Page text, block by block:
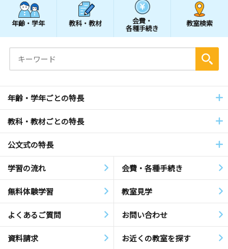
年齢・学年 教科・教材 会費・
各種手続き
教室検索
年齢・学年ごとの特長
教科・教材ごとの特長
公文式の特長
学習の流れ 会費・各種手続き
無料体験学習 教室見学
よくあるご質問 お問い合わせ
資料請求 お近くの教室を探す